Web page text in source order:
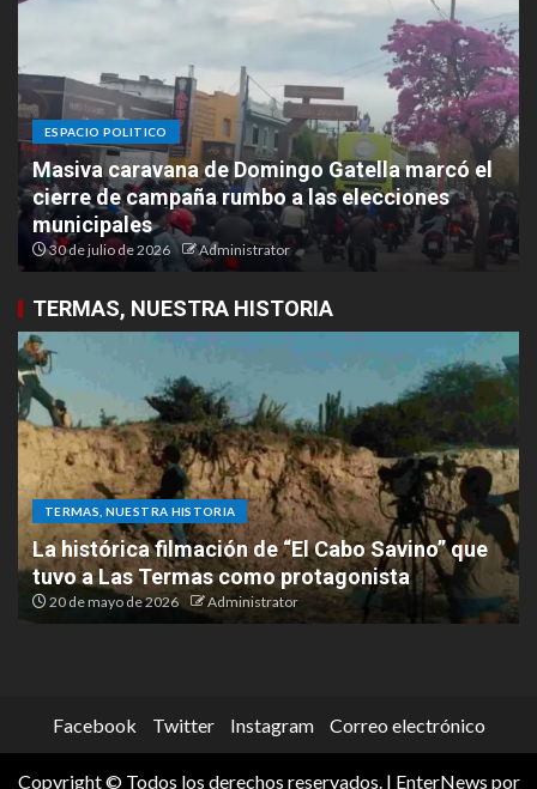
ESPACIO POLITICO
Masiva caravana de Domingo Gatella marcó el
cierre de campaña rumbo a las elecciones
municipales
30 de julio de 2026 Administrator
TERMAS, NUESTRA HISTORIA
TERMAS, NUESTRA HISTORIA
La histórica filmación de “El Cabo Savino” que
tuvo a Las Termas como protagonista
20 de mayo de 2026 Administrator
Facebook Twitter Instagram Correo electrónico
Copyright © Todos los derechos reservados. | EnterNews por